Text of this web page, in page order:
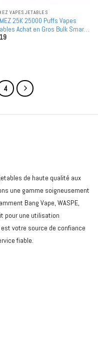
VAPES JETABLES
25K 25000 Puffs Vapes
Achat en Gros Bulk Smart
Entrepôt Vape Européen PAS
4
de haute qualité aux
une gamme soigneusement
Bang Vape, WASPE,
pour une utilisation
votre source de confiance
fiable.